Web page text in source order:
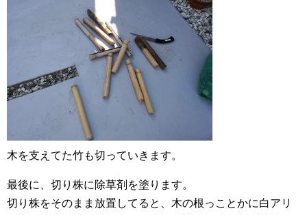
木を支えてた竹も切っていきます。
最後に、切り株に除草剤を塗ります。
切り株をそのまま放置してると、木の根っことかに白アリ